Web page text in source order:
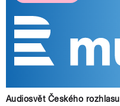
Audiosvět Českého